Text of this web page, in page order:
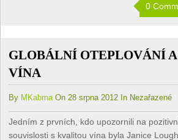
0
GLOBÁLNÍ OTEPLOVÁNÍ
VÍNA
By MKabrnaOn 28 srpna 2012 In Nezařazené
Jedním z prvních, kdo upozornili na
souvislosti s kvalitou vína byla Janice